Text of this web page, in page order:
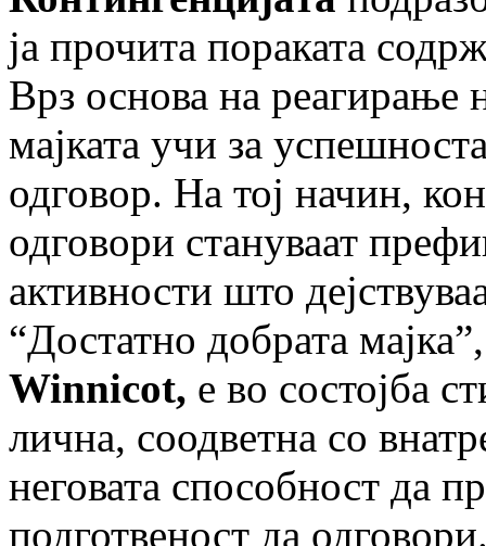
ја прочита пораката
Врз основа на реагирање
мајката учи за
одговор. На тој начин,
одговори стануваат
активности што
“Достатно добрата
Winnicot, е во состојба
лична, соодветна со
неговата способност да
подготвеност да